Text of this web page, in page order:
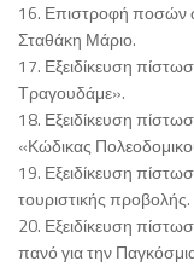
16. Επιστροφή ποσών
Σταθάκη Μάριο.
17. Εξειδίκευση
Τραγουδάμε».
18. Εξειδίκευση
«Κώδικας
19. Εξειδίκευση
τουριστικής προβολής.
20. Εξειδίκευση
πανό για την